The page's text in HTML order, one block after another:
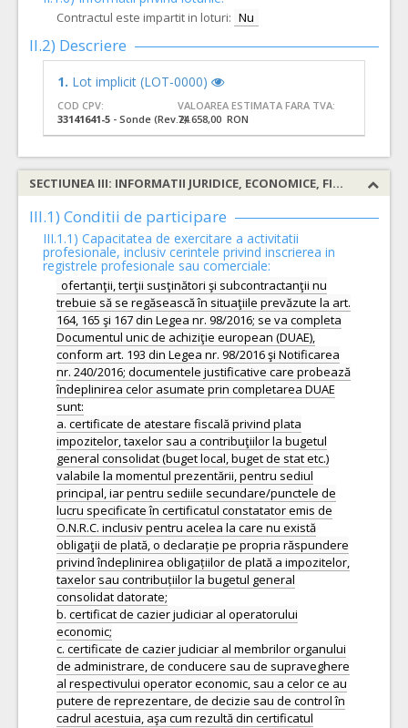
Contractul este impartit in loturi: Nu
II.2) Descriere
1. Lot implicit (LOT-0000)
COD CPV:
33141641-5 - Sonde (Rev.2)
VALOAREA ESTIMATA FARA TVA:
74.658,00 RON
SECTIUNEA III: INFORMATII JURIDICE, ECONOMICE, FINANCIARE SI TEHNICE
III.1) Conditii de participare
III.1.1) Capacitatea de exercitare a activitatii
profesionale, inclusiv cerintele privind inscrierea in
registrele profesionale sau comerciale:
ofertanţii, terţii susţinători şi subcontractanţii nu
trebuie să se regăsească în situaţiile prevăzute la art.
164, 165 şi 167 din Legea nr. 98/2016; se va completa
Documentul unic de achiziţie european (DUAE),
conform art. 193 din Legea nr. 98/2016 şi Notificarea
nr. 240/2016; documentele justificative care probează
îndeplinirea celor asumate prin completarea DUAE
sunt:
a. certificate de atestare fiscală privind plata
impozitelor, taxelor sau a contribuţiilor la bugetul
general consolidat (buget local, buget de stat etc.)
valabile la momentul prezentării, pentru sediul
principal, iar pentru sediile secundare/punctele de
lucru specificate în certificatul constatator emis de
O.N.R.C. inclusiv pentru acelea la care nu există
obligaţii de plată, o declarație pe propria răspundere
privind îndeplinirea obligațiilor de plată a impozitelor,
taxelor sau contribuțiilor la bugetul general
consolidat datorate;
b. certificat de cazier judiciar al operatorului
economic;
c. certificate de cazier judiciar al membrilor organului
de administrare, de conducere sau de supraveghere
al respectivului operator economic, sau a celor ce au
putere de reprezentare, de decizie sau de control în
cadrul acestuia, aşa cum rezultă din certificatul